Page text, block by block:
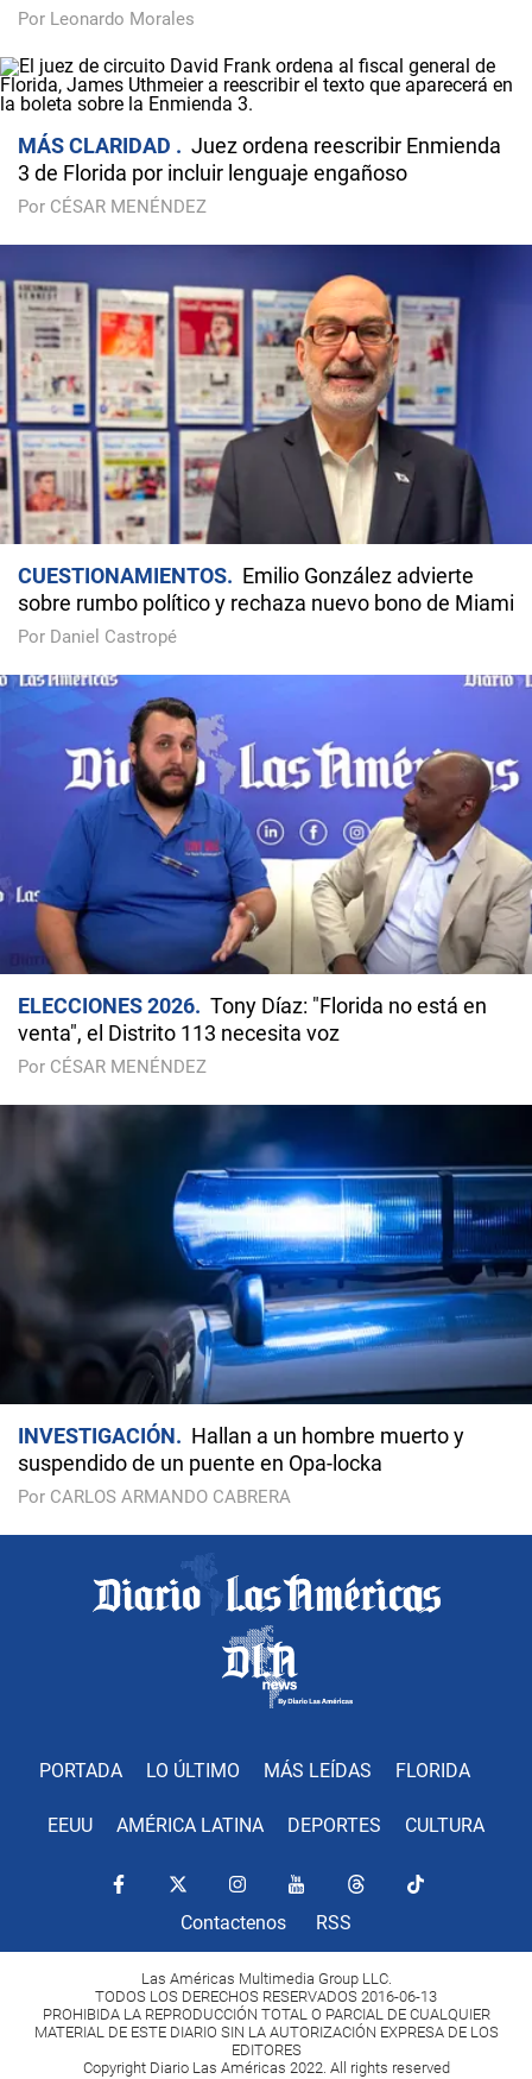
Por Leonardo Morales
MÁS CLARIDAD
Juez ordena reescribir Enmienda
3 de Florida por incluir lenguaje engañoso
Por CÉSAR MENÉNDEZ
CUESTIONAMIENTOS
Emilio González advierte
sobre rumbo político y rechaza nuevo bono de Miami
Por Daniel Castropé
ELECCIONES 2026
Tony Díaz: "Florida no está en
venta", el Distrito 113 necesita voz
Por CÉSAR MENÉNDEZ
INVESTIGACIÓN
Hallan a un hombre muerto y
suspendido de un puente en Opa-locka
Por CARLOS ARMANDO CABRERA
PORTADA LO ÚLTIMO MÁS LEÍDAS FLORIDA
EEUU AMÉRICA LATINA DEPORTES CULTURA
Contactenos RSS
Las Américas Multimedia Group LLC.
TODOS LOS DERECHOS RESERVADOS 2016-06-13
PROHIBIDA LA REPRODUCCIÓN TOTAL O PARCIAL DE CUALQUIER
MATERIAL DE ESTE DIARIO SIN LA AUTORIZACIÓN EXPRESA DE LOS
EDITORES
Copyright Diario Las Américas 2022. All rights reserved